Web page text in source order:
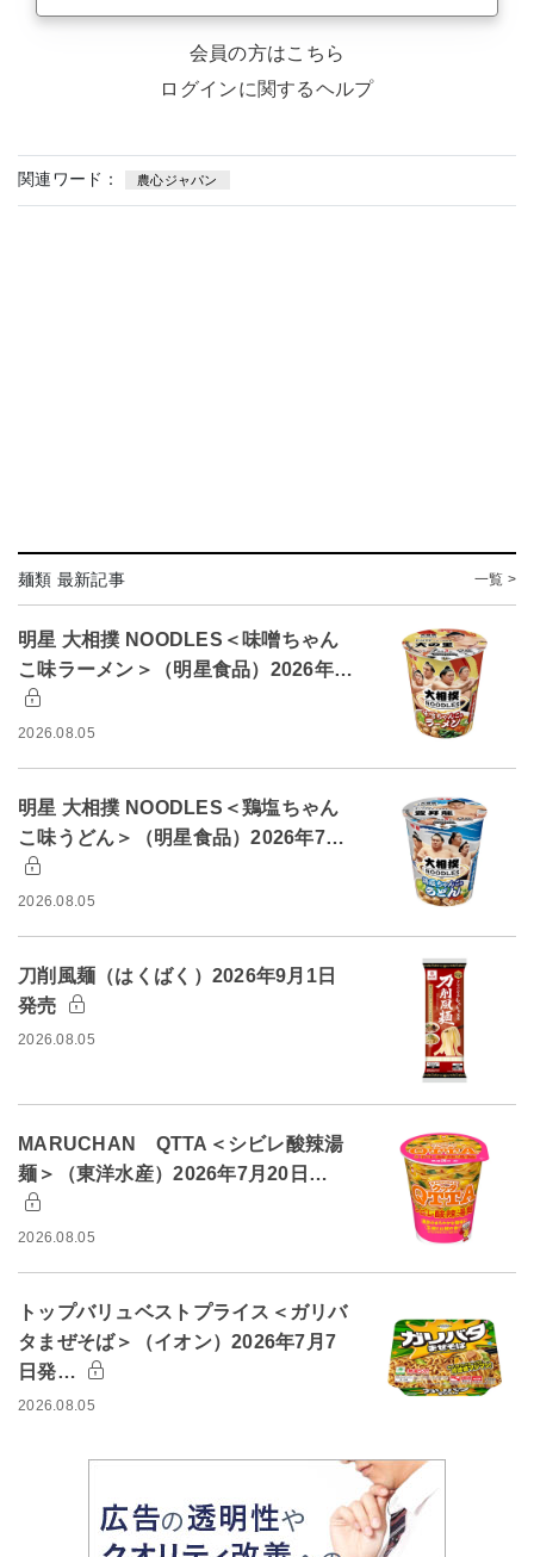
会員の方はこちら
ログインに関するヘルプ
関連ワード： 農心ジャパン
麺類 最新記事 一覧 >
明星 大相撲 NOODLES＜味噌ちゃん
こ味ラーメン＞（明星食品）2026年…
2026.08.05
明星 大相撲 NOODLES＜鶏塩ちゃん
こ味うどん＞（明星食品）2026年7…
2026.08.05
刀削風麺（はくばく）2026年9月1日
発売
2026.08.05
MARUCHAN QTTA＜シビレ酸辣湯
麺＞（東洋水産）2026年7月20日…
2026.08.05
トップバリュベストプライス＜ガリバ
タまぜそば＞（イオン）2026年7月7
日発…
2026.08.05